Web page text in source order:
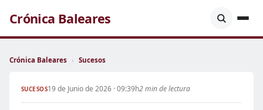
Crónica Baleares
Crónica Baleares › Sucesos
SUCESOS19 de Junio de 2026 · 09:39h2 min de lectura